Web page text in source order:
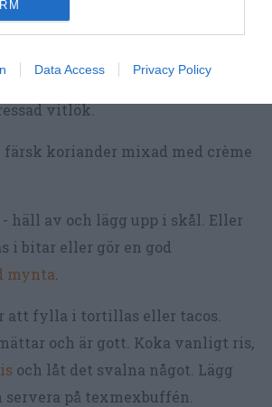
Data Access Privacy Policy
på till texmex. Hemgjord är
eller vitlökssås
. Matyoghurt
vitlök.
färsk koriander mixad med crème
häll av och lägg upp i skål. Eller
i bitar eller gör en god
mynta
att fylla i tortillas eller tacos.
och är gott. Koka vanligt ris,
och låt det svalna något. Lägg
servera på texmexbuffén.